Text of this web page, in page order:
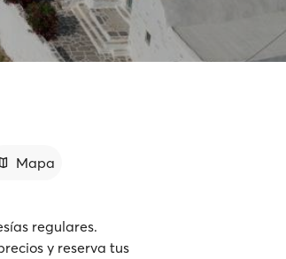
Mapa
regulares.
y reserva tus